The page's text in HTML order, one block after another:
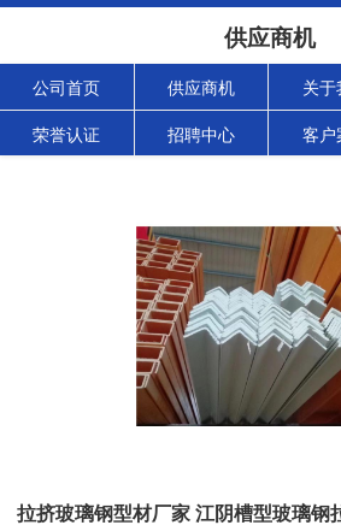
供应商机
公司首页 供应商机 关于
荣誉认证 招聘中心 客户
拉挤玻璃钢型材厂家 江阴槽型玻璃钢